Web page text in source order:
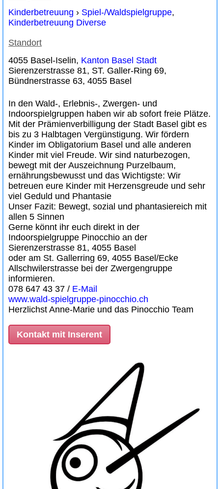
Kinderbetreuung › Spiel-/Waldspielgruppe,
Kinderbetreuung Diverse
Standort
4055 Basel-Iselin, Kanton Basel Stadt
Sierenzerstrasse 81, ST. Galler-Ring 69,
Bündnerstrasse 63, 4055 Basel
In den Wald-, Erlebnis-, Zwergen- und
Indoorspielgruppen haben wir ab sofort freie Plätze.
Mit der Prämienverbilligung der Stadt Basel gibt es
bis zu 3 Halbtagen Vergünstigung. Wir fördern
Kinder im Obligatorium Basel und alle anderen
Kinder mit viel Freude. Wir sind naturbezogen,
bewegt mit der Auszeichnung Purzelbaum,
ernährungsbewusst und das Wichtigste: Wir
betreuen eure Kinder mit Herzensgreude und sehr
viel Geduld und Phantasie
Unser Fazit: Bewegt, sozial und phantasiereich mit
allen 5 Sinnen
Gerne könnt ihr euch direkt in der
Indoorspielgruppe Pinocchio an der
Sierenzerstrasse 81, 4055 Basel
oder am St. Gallerring 69, 4055 Basel/Ecke
Allschwilerstrasse bei der Zwergengruppe
informieren.
078 647 43 37 / E-Mail
www.wald-spielgruppe-pinocchio.ch
Herzlichst Anne-Marie und das Pinocchio Team
Kontakt mit Inserent